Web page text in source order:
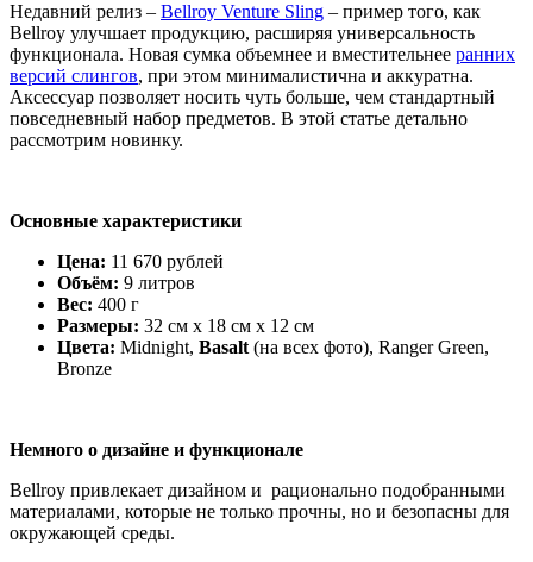
Недавний релиз – Bellroy Venture Sling – пример того, как
Bellroy улучшает продукцию, расширяя универсальность
функционала. Новая сумка объемнее и вместительнее ранних
версий слингов, при этом минималистична и аккуратна.
Аксессуар позволяет носить чуть больше, чем стандартный
повседневный набор предметов. В этой статье детально
рассмотрим новинку.
Основные характеристики
Цена: 11 670 рублей
Объём: 9 литров
Вес: 400 г
Размеры: 32 см x 18 см x 12 см
Цвета: Midnight, Basalt(на всех фото), Ranger Green,
Bronze
Немного о дизайне и функционале
Bellroy привлекает дизайном и рационально подобранными
материалами, которые не только прочны, но и безопасны для
окружающей среды.